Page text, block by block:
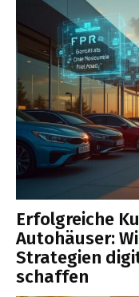
Erfolgreiche
Autohäuser:
Strategien
schaffen